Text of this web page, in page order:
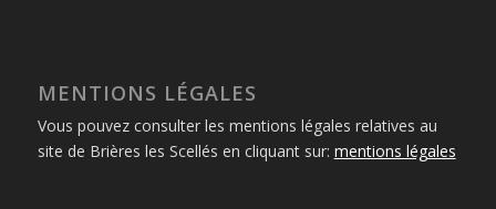
MENTIONS LÉGALES
Vous pouvez consulter les mentions légales relatives au
site de Brières les Scellés en cliquant sur: mentions légales